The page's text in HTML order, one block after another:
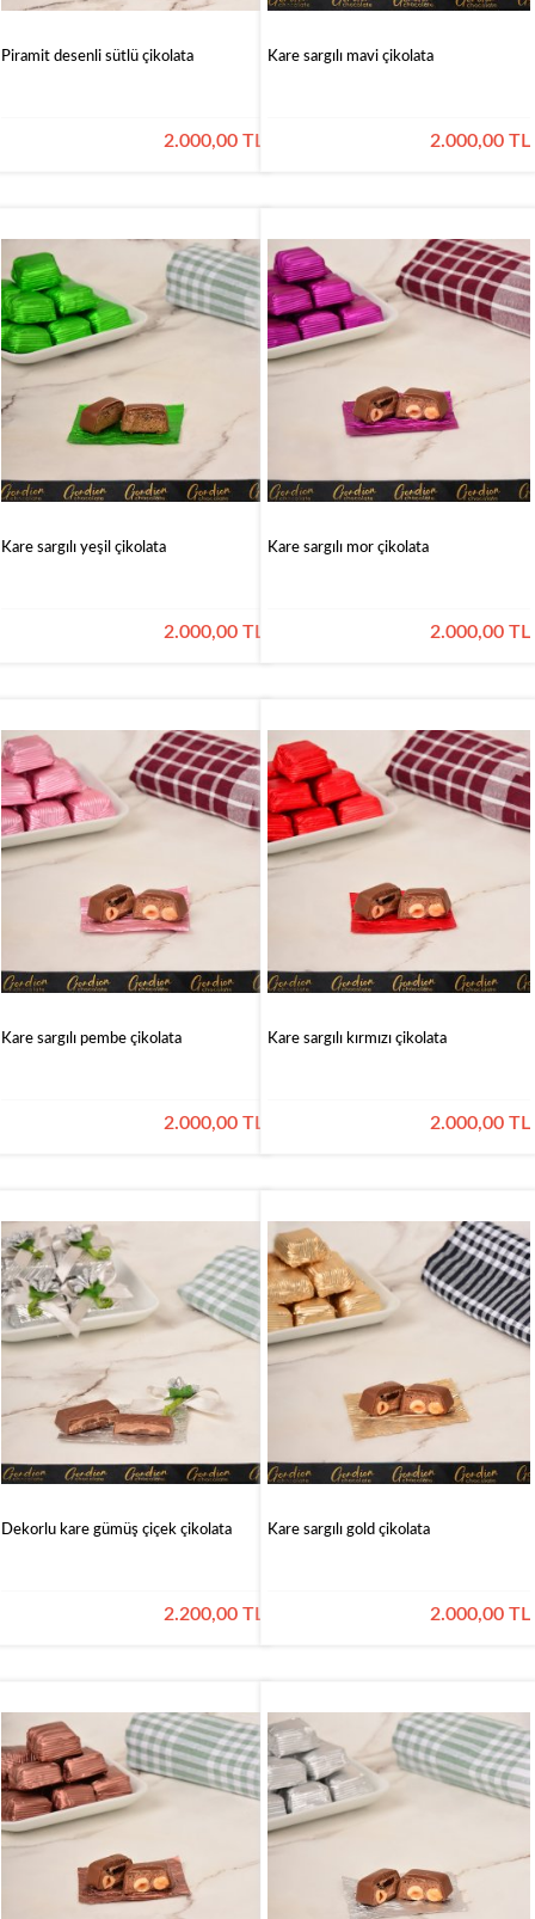
Piramit desenli sütlü çikolata
2.000,00 TL
Kare sargılı mavi çikolata
2.000,00 TL
Kare sargılı yeşil çikolata
2.000,00 TL
Kare sargılı mor çikolata
2.000,00 TL
Kare sargılı pembe çikolata
2.000,00 TL
Kare sargılı kırmızı çikolata
2.000,00 TL
Dekorlu kare gümüş çiçek çikolata
2.200,00 TL
Kare sargılı gold çikolata
2.000,00 TL